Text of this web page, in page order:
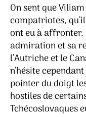
On sent que
compatriotes,
ont eu à
admiration et sa
l’Autriche et le
n’hésite
pointer du doigt
hostiles de
Tchécoslovaques